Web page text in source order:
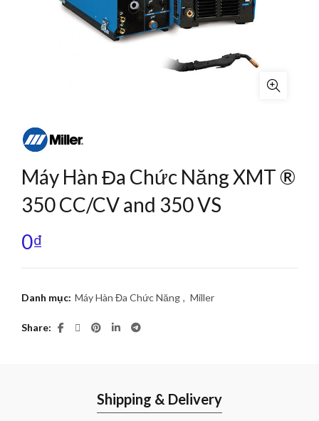
Máy Hàn Đa Chức Năng XMT ®
350 CC/CV and 350 VS
0₫
Danh mục: Máy Hàn Đa Chức Năng , Miller
Share
Shipping & Delivery